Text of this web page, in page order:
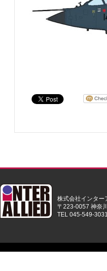
株式会社インター
〒223-0057 神奈
TEL 045-549-